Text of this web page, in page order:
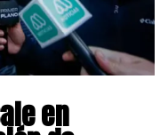
en